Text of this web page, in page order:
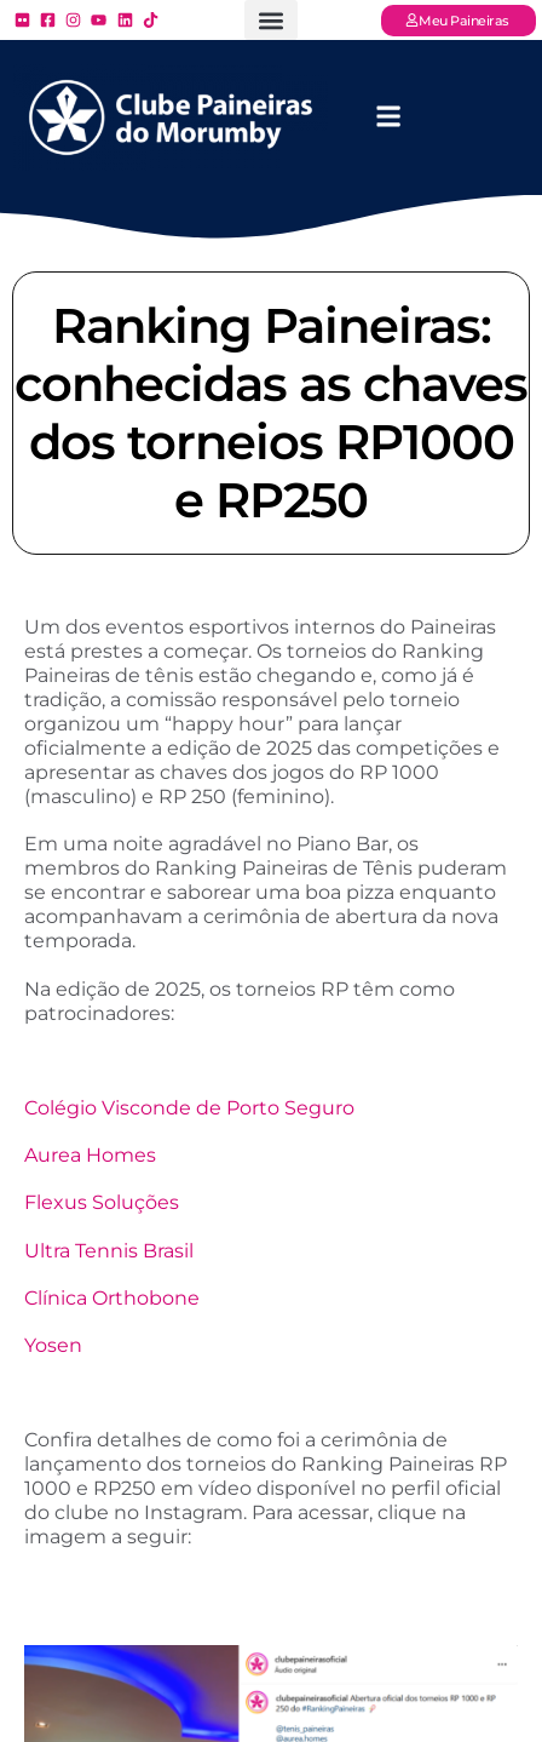
Meu Paineiras
Ranking Paineiras:
conhecidas as chaves
dos torneios RP1000
e RP250
Um dos eventos esportivos internos do Paineiras
está prestes a começar. Os torneios do Ranking
Paineiras de tênis estão chegando e, como já é
tradição, a comissão responsável pelo torneio
organizou um “happy hour” para lançar
oficialmente a edição de 2025 das competições e
apresentar as chaves dos jogos do RP 1000
(masculino) e RP 250 (feminino).
Em uma noite agradável no Piano Bar, os
membros do Ranking Paineiras de Tênis puderam
se encontrar e saborear uma boa pizza enquanto
acompanhavam a cerimônia de abertura da nova
temporada.
Na edição de 2025, os torneios RP têm como
patrocinadores:
Colégio Visconde de Porto Seguro
Aurea Homes
Flexus Soluções
Ultra Tennis Brasil
Clínica Orthobone
Yosen
Confira detalhes de como foi a cerimônia de
lançamento dos torneios do Ranking Paineiras RP
1000 e RP250 em vídeo disponível no perfil oficial
do clube no Instagram. Para acessar, clique na
imagem a seguir: